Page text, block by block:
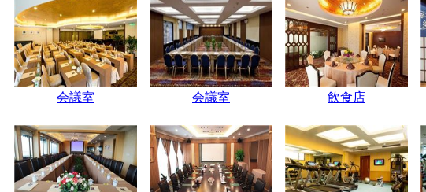
会議室 会議室 飲食店